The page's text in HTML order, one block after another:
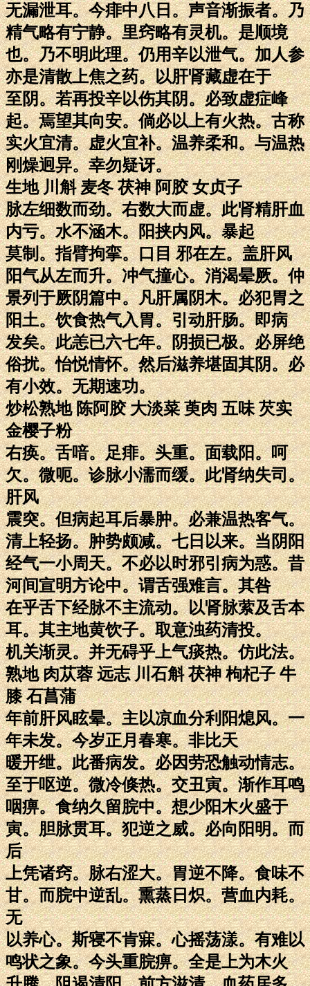
无漏泄耳。今痱中八日。声音渐振者。乃
精气略有宁静。里窍略有灵机。是顺境
也。乃不明此理。仍用辛以泄气。加人参
亦是清散上焦之药。以肝肾藏虚在于
至阴。若再投辛以伤其阴。必致虚症峰
起。焉望其向安。倘必以上有火热。古称
实火宜清。虚火宜补。温养柔和。与温热
刚燥迥异。幸勿疑讶。
生地 川斛 麦冬 茯神 阿胶 女贞子
脉左细数而劲。右数大而虚。此肾精肝血
内亏。水不涵木。阳挟内风。暴起
莫制。指臂拘挛。口目 邪在左。盖肝风
阳气从左而升。冲气撞心。消渴晕厥。仲
景列于厥阴篇中。凡肝属阴木。必犯胃之
阳土。饮食热气入胃。引动肝肠。即病
发矣。此恙已六七年。阴损已极。必屏绝
俗扰。怡悦情怀。然后滋养堪固其阴。必
有小效。无期速功。
炒松熟地 陈阿胶 大淡菜 萸肉 五味 芡实
金樱子粉
右痪。舌喑。足痱。头重。面载阳。呵
欠。微呃。诊脉小濡而缓。此肾纳失司。
肝风
震突。但病起耳后暴肿。必兼温热客气。
清上轻扬。肿势颇减。七日以来。当阴阳
经气一小周天。不必以时邪引病为惑。昔
河间宣明方论中。谓舌强难言。其咎
在乎舌下经脉不主流动。以肾脉萦及舌本
耳。其主地黄饮子。取意浊药清投。
机关渐灵。并无碍乎上气痰热。仿此法。
熟地 肉苁蓉 远志 川石斛 茯神 枸杞子 牛
膝 石菖蒲
年前肝风眩晕。主以凉血分利阳熄风。一
年未发。今岁正月春寒。非比天
暖开绁。此番病发。必因劳恐触动情志。
至于呕逆。微冷倏热。交丑寅。渐作耳鸣
咽痹。食纳久留脘中。想少阳木火盛于
寅。胆脉贯耳。犯逆之威。必向阳明。而
后
上凭诸窍。脉右涩大。胃逆不降。食味不
甘。而脘中逆乱。熏蒸日炽。营血内耗。
无
以养心。斯寝不肯寐。心摇荡漾。有难以
鸣状之象。今头重脘痹。全是上为木火